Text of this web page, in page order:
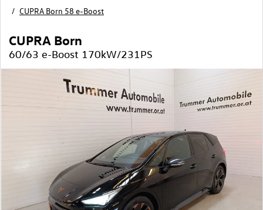
CUPRA Born 58 e-Boost
CUPRA Born
60/63 e-Boost 170kW/231PS